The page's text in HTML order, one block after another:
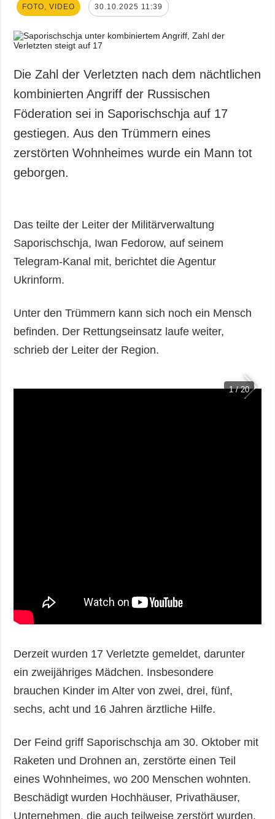
FOTO, VIDEO 30.10.2025 11:39
Die Zahl der Verletzten nach dem nächtlichen
kombinierten Angriff der Russischen
Föderation sei in Saporischschja auf 17
gestiegen. Aus den Trümmern eines
zerstörten Wohnheimes wurde ein Mann tot
geborgen.
Das teilte der Leiter der Militärverwaltung
Saporischschja, Iwan Fedorow, auf seinem
Telegram-Kanal mit, berichtet die Agentur
Ukrinform.
Unter den Trümmern kann sich noch ein Mensch
befinden. Der Rettungseinsatz laufe weiter,
schrieb der Leiter der Region.
1 / 20
Derzeit wurden 17 Verletzte gemeldet, darunter
ein zweijähriges Mädchen. Insbesondere
brauchen Kinder im Alter von zwei, drei, fünf,
sechs, acht und 16 Jahren ärztliche Hilfe.
Der Feind griff Saporischschja am 30. Oktober mit
Raketen und Drohnen an, zerstörte einen Teil
eines Wohnheimes, wo 200 Menschen wohnten.
Beschädigt wurden Hochhäuser, Privathäuser,
Unternehmen, die auch teilweise zerstört wurden.